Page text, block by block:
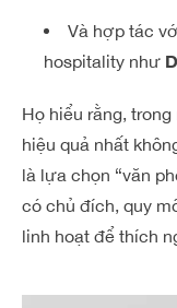
Và hợp tác
hospitality như
Họ hiểu rằng,
hiệu quả nhất
là lựa chọn “văn
có chủ đích, quy
linh hoạt để thích